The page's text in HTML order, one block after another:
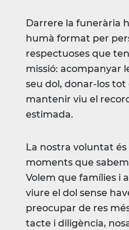
Darrere la funerària
humà format per
respectuoses que
missió: acompanyar
seu dol, donar-los tot
mantenir viu el
estimada.
La nostra voluntat
moments que
Volem que famílies i
viure el dol sense
preocupar de res
tacte i diligència,